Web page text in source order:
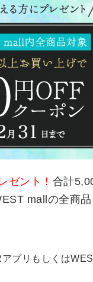
ゼント！ 合計
mallの全商
プリもしくは